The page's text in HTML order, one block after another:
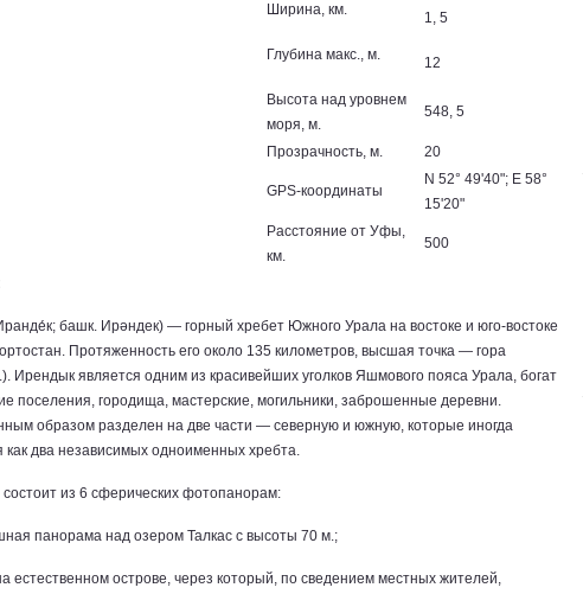
Ширина, км.
1, 5
Глубина макс., м. 12
Высота над уровнем
моря, м.
548, 5
Прозрачность, м. 20
GPS-координаты
N 52° 49'40"; E 58°
15'20"
Расстояние от Уфы,
км.
500
башк. Ирәндек) — горный хребет Южного Урала на востоке и юго-востоке
Протяженность его около 135 километров, высшая точка — гора
Ирендык является одним из красивейших уголков Яшмового пояса Урала, богат
поселения, городища, мастерские, могильники, заброшенные деревни.
образом разделен на две части — северную и южную, которые иногда
как два независимых одноименных хребта.
из 6 сферических фотопанорам:
панорама над озером Талкас с высоты 70 м.;
естественном острове, через который, по сведением местных жителей,